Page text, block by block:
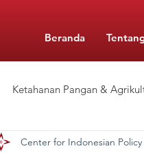
Beranda
Ketahanan Pangan &
Sekolah Swasta Berbiaya
Center for Indonesian